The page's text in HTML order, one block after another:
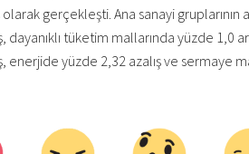
gerçekleşti. Ana sanayi gruplarının
dayanıklı tüketim mallarında yüzde 1,0
enerjide yüzde 2,32 azalış ve sermaye